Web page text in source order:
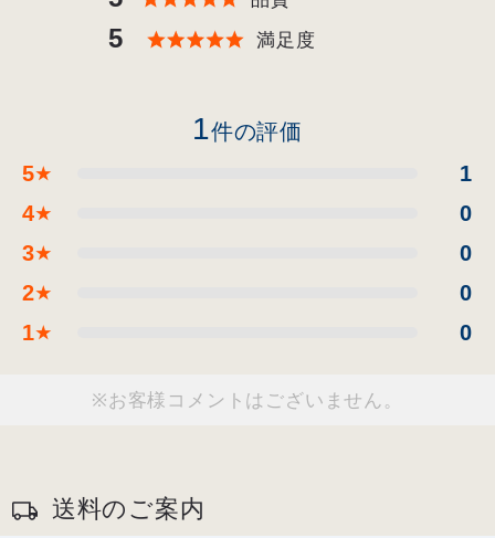
5 満足度
1件の評価
5★
1
4★
0
3★
0
2★
0
1★ 0
※お客様コメントはございません。
送料のご案内